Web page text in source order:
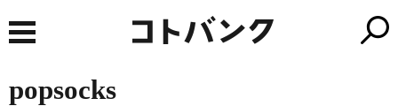
popsocks